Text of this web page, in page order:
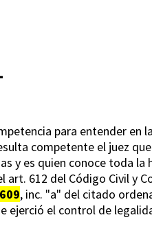
para entender en
competente el juez
y es quien conoce toda
art. 612 del Código Civil y
609, inc. "a" del citado
ejerció el control de